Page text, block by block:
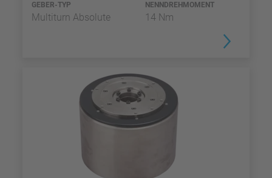
GEBER-TYP
Multiturn Absolute
NENNDREHMOMENT
14 Nm